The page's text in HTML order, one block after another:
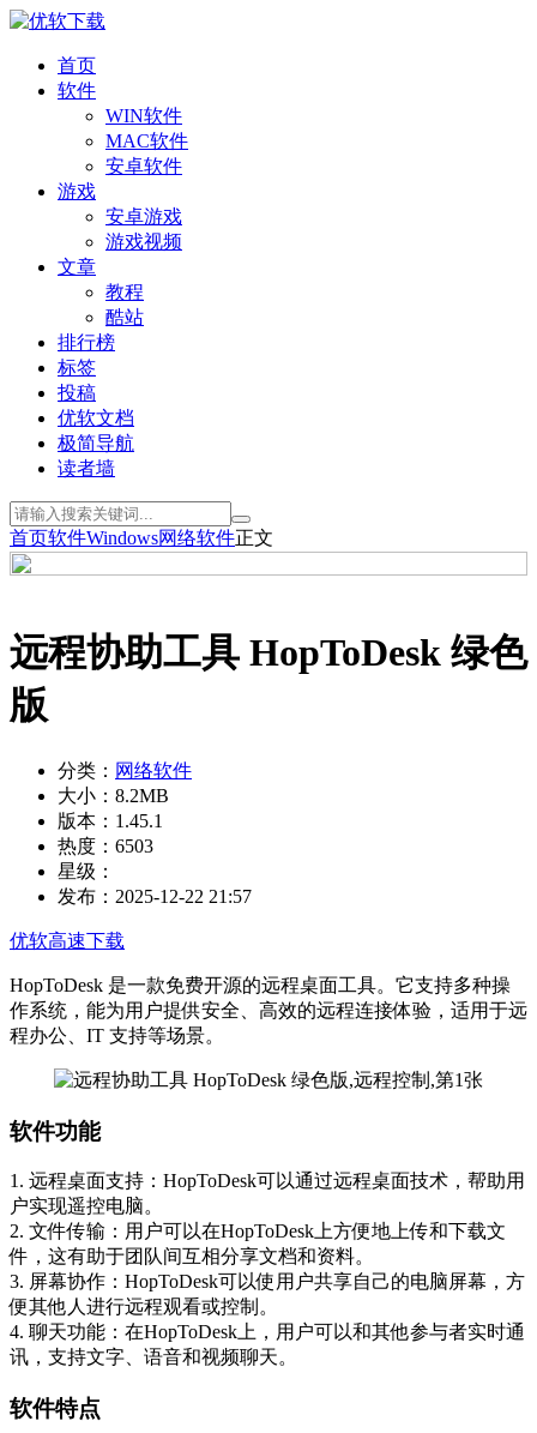
首页
软件
WIN软件
MAC软件
安卓软件
游戏
安卓游戏
游戏视频
文章
教程
酷站
排行榜
标签
投稿
优软文档
极简导航
读者墙
首页软件Windows网络软件正文
远程协助工具 HopToDesk 绿色
版
分类： 网络软件
大小： 8.2MB
版本： 1.45.1
热度： 6503
星级：
发布： 2025-12-22 21:57
优软高速下载
HopToDesk 是一款免费开源的远程桌面工具。它支持多种操
作系统，能为用户提供安全、高效的远程连接体验，适用于远
程办公、IT 支持等场景。
软件功能
1. 远程桌面支持：HopToDesk可以通过远程桌面技术，帮助用
户实现遥控电脑。
2. 文件传输：用户可以在HopToDesk上方便地上传和下载文
件，这有助于团队间互相分享文档和资料。
3. 屏幕协作：HopToDesk可以使用户共享自己的电脑屏幕，方
便其他人进行远程观看或控制。
4. 聊天功能：在HopToDesk上，用户可以和其他参与者实时通
讯，支持文字、语音和视频聊天。
软件特点